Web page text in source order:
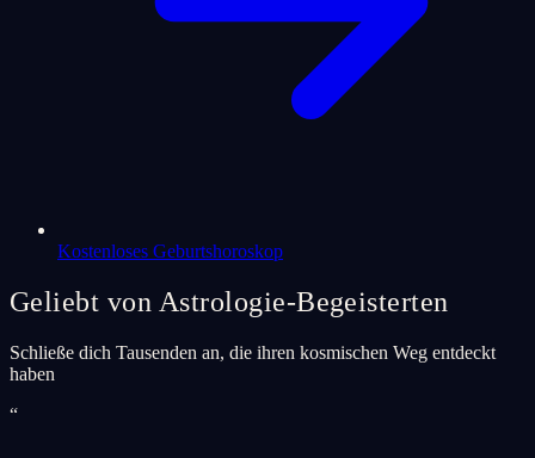
Kostenloses Geburtshoroskop
Geliebt von Astrologie-Begeisterten
Schließe dich Tausenden an, die ihren kosmischen Weg entdeckt
haben
“